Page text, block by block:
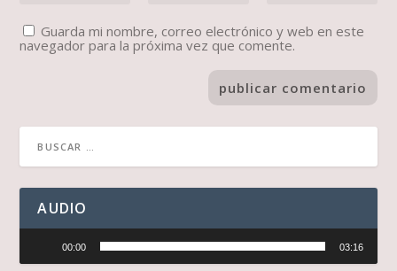
Guarda mi nombre, correo electrónico y web en este
navegador para la próxima vez que comente.
AUDIO
audio
00:00 03:16